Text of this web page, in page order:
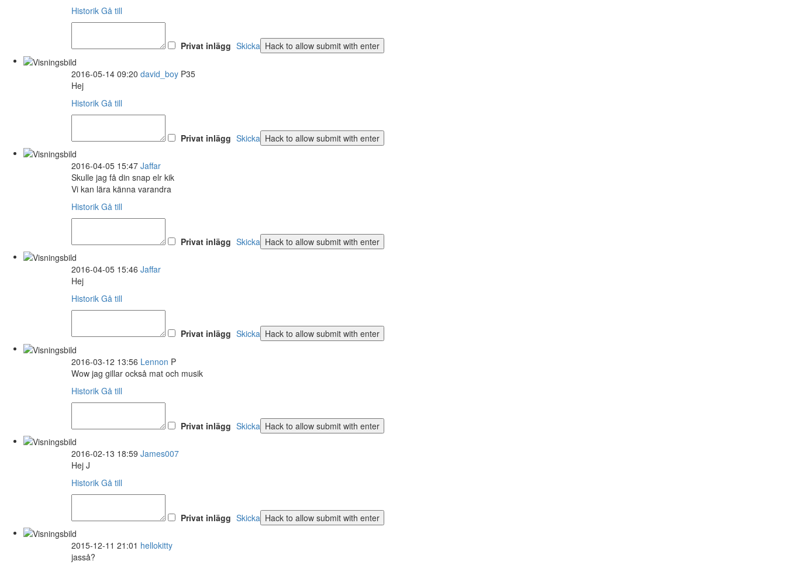
Historik Gå till
Privat inlägg Skicka
2016-05-14 09:20 david_boy P35
Hej
Historik Gå till
Privat inlägg Skicka
2016-04-05 15:47 Jaffar
Skulle jag få din snap elr kik
Vi kan lära känna varandra
Historik Gå till
Privat inlägg Skicka
2016-04-05 15:46 Jaffar
Hej
Historik Gå till
Privat inlägg Skicka
2016-03-12 13:56 Lennon P
Wow jag gillar också mat och musik
Historik Gå till
Privat inlägg Skicka
2016-02-13 18:59 James007
Hej J
Historik Gå till
Privat inlägg Skicka
2015-12-11 21:01 hellokitty
jasså?